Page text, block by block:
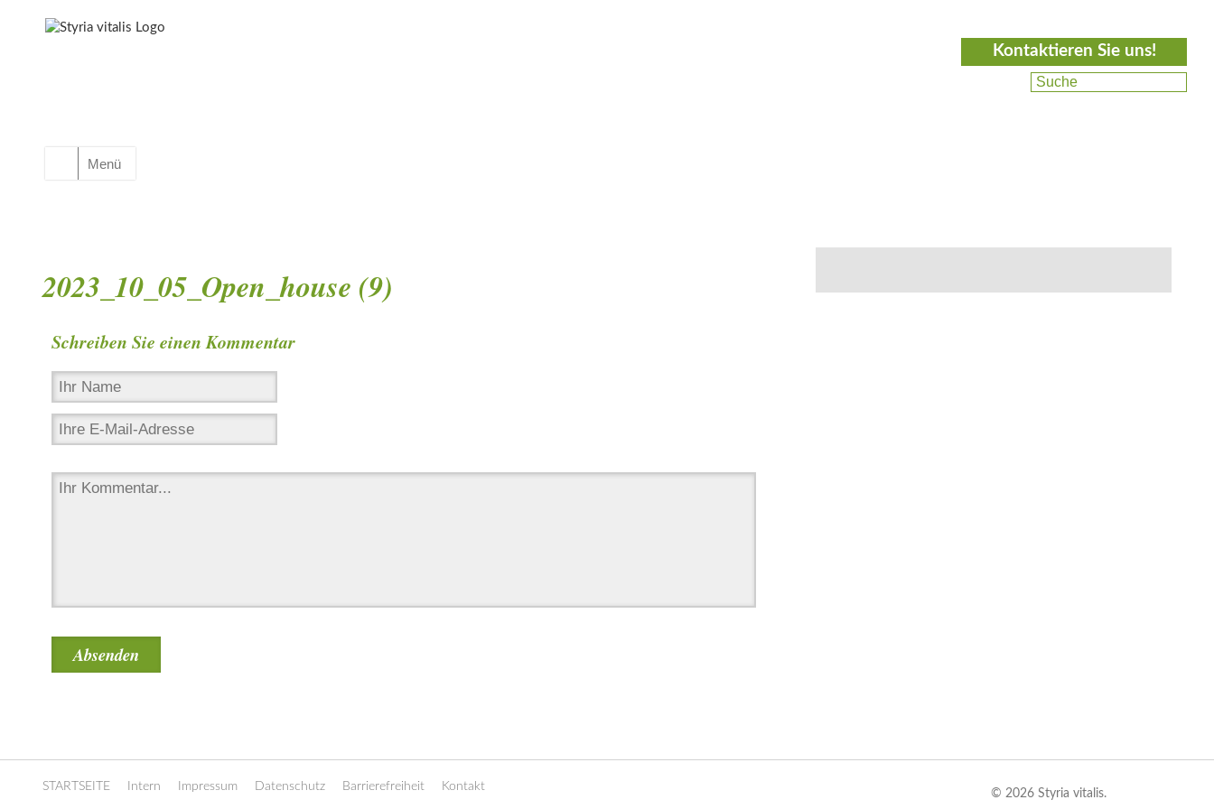
Kontaktieren Sie uns!
Menü
2023_10_05_Open_house (9)
Schreiben Sie einen Kommentar
STARTSEITE Intern Impressum Datenschutz Barrierefreiheit Kontakt
© 2026 Styria vitalis.